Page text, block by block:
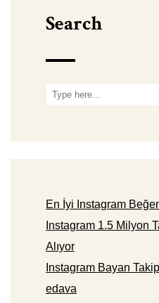
Search
En İyi Instagram
Instagram 1.5 Milyon
Alıyor
Instagram Bayan
edava